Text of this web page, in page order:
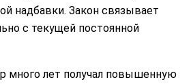
надбавки. Закон связывает
с текущей постоянной
много лет получал повышенную